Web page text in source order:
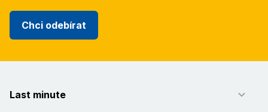
Chci odebírat
Last minute